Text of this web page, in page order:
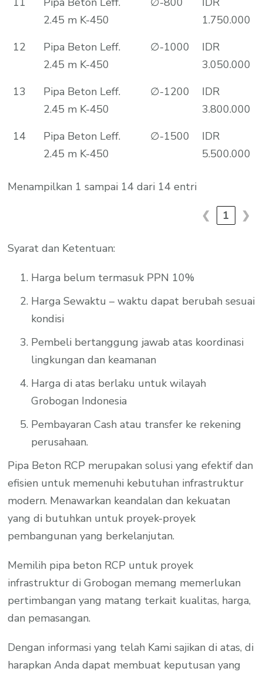
2.45 m K-450
1.750.000
12
Pipa Beton Leff.
2.45 m K-450
∅-1000
IDR
3.050.000
13
Pipa Beton Leff.
2.45 m K-450
∅-1200
IDR
3.800.000
14
Pipa Beton Leff.
2.45 m K-450
∅-1500
IDR
5.500.000
Menampilkan 1 sampai 14 dari 14 entri
❮ 1 ❯
Syarat dan Ketentuan:
Harga belum termasuk PPN 10%
Harga Sewaktu – waktu dapat berubah sesuai
kondisi
Pembeli bertanggung jawab atas koordinasi
lingkungan dan keamanan
Harga di atas berlaku untuk wilayah
Grobogan Indonesia
Pembayaran Cash atau transfer ke rekening
perusahaan.
Pipa Beton RCP merupakan solusi yang efektif dan
efisien untuk memenuhi kebutuhan infrastruktur
modern. Menawarkan keandalan dan kekuatan
yang di butuhkan untuk proyek-proyek
pembangunan yang berkelanjutan.
Memilih pipa beton RCP untuk proyek
infrastruktur di Grobogan memang memerlukan
pertimbangan yang matang terkait kualitas, harga,
dan pemasangan.
Dengan informasi yang telah Kami sajikan di atas, di
harapkan Anda dapat membuat keputusan yang